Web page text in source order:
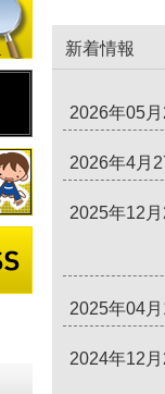
新着情報
2026年05
2026年4月
2025年12
2025年04
2024年12